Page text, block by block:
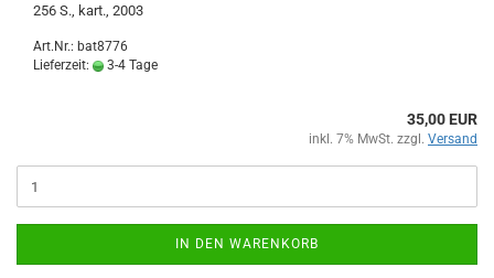
256 S., kart., 2003
Art.Nr.: bat8776
Lieferzeit:
3-4 Tage
35,00 EUR
inkl. 7% MwSt. zzgl. Versand
IN DEN WARENKORB